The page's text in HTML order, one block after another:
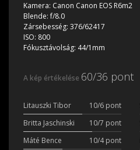
Kamera: Canon Canon EOS R6m2
Blende:f/8.0
Zársebesség: 376/62417
ISO: 800
Fókusztávolság: 44/1mm
A kép értékelése 60/36 pont
Litauszki Tibor 10/6 pont
Britta Jaschinski
10/7 pont
Máté Bence
10/4 pont